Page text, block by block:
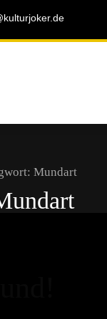
Mundart